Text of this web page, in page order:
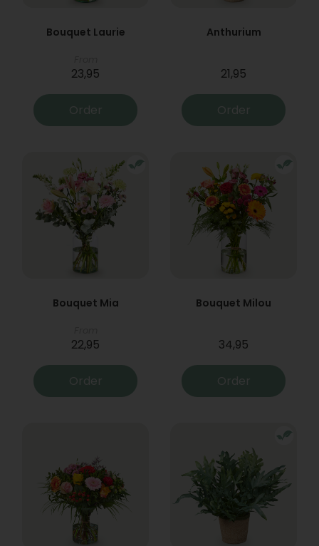
Bouquet Laurie
23,95
Order
Anthurium
21,95
Order
Bouquet Mia
22,95
Order
Bouquet Milou
34,95
Order